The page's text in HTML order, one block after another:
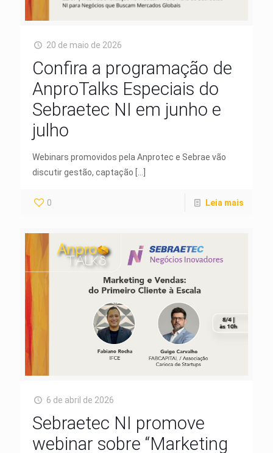
20 de maio de 2026
Confira a programação de
AnproTalks Especiais do
Sebraetec NI em junho e
julho
Webinars promovidos pela Anprotec e Sebrae vão
discutir gestão, captação […]
0 Leia mais
6 de abril de 2026
Sebraetec NI promove
webinar sobre “Marketing